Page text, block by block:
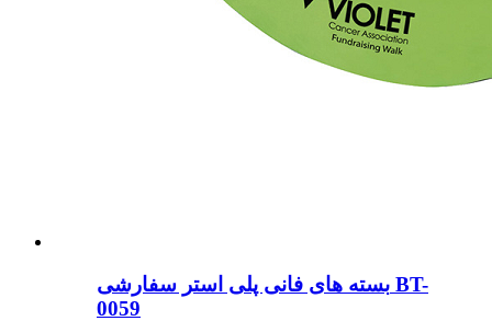
بسته های فانی پلی استر سفارشی BT-
0059